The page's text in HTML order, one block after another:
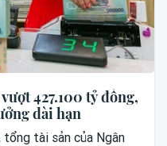
427.100 tỷ đồng,
dài hạn
tổng tài sản của Ngân